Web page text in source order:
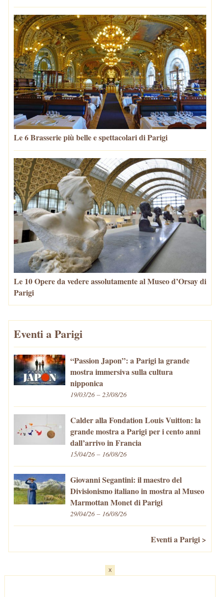
Le 6 Brasserie più belle e spettacolari di Parigi
Le 10 Opere da vedere assolutamente al Museo d’Orsay di
Parigi
Eventi a Parigi
“Passion Japon”: a Parigi la grande
mostra immersiva sulla cultura
nipponica
19/03/26 – 23/08/26
Calder alla Fondation Louis Vuitton: la
grande mostra a Parigi per i cento anni
dall’arrivo in Francia
15/04/26 – 16/08/26
Giovanni Segantini: il maestro del
Divisionismo italiano in mostra al Museo
Marmottan Monet di Parigi
29/04/26 – 16/08/26
Eventi a Parigi >
x